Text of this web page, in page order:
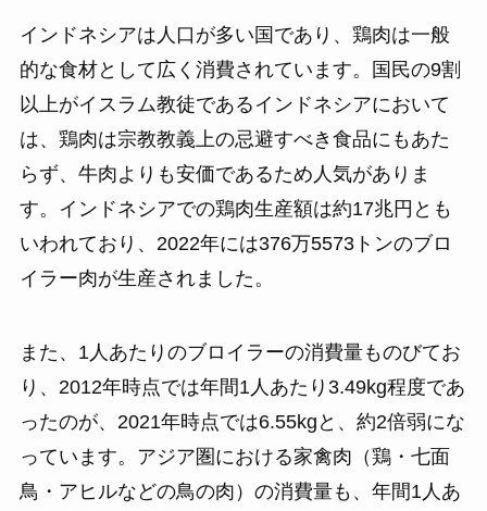
インドネシアは人口が多い国であり、鶏肉は一般
的な食材として広く消費されています。国民の9割
以上がイスラム教徒であるインドネシアにおいて
は、鶏肉は宗教教義上の忌避すべき食品にもあた
らず、牛肉よりも安価であるため人気がありま
す。インドネシアでの鶏肉生産額は約17兆円とも
いわれており、2022年には376万5573トンのブロ
イラー肉が生産されました。
また、1人あたりのブロイラーの消費量ものびてお
り、2012年時点では年間1人あたり3.49kg程度であ
ったのが、2021年時点では6.55kgと、約2倍弱にな
っています。アジア圏における家禽肉（鶏・七面
鳥・アヒルなどの鳥の肉）の消費量も、年間1人あ